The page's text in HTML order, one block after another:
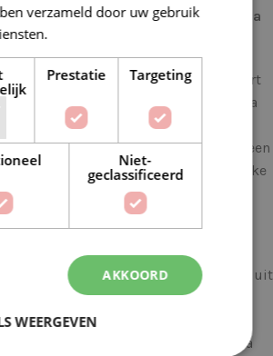
Schoonheid van deze Lana Grossa
dat natuurlijke vezels combineert
Zoek niet verder dan Lana
dat de harten van breiers en
heeft veroverd. Dit garen biedt een
merinowol en alpaca om een unieke
leveren.
Ecopuno 14 Lichtgrijs?
Grossa Ecopuno bestaat voor 72% uit
en 11% uit alpaca. Dit maakt het
ook duurzaam en ademend.
toevoeging van merinowol en alpaca
verzameld door uw gebruik
Prestatie Targeting
Niet-
geclassificeerd
AKKOORD
WEERGEVEN